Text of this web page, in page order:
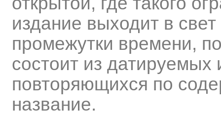
издание выходит в
промежутки времени,
состоит из
повторяющихся по
название.